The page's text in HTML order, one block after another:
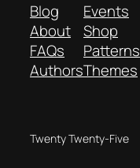
Blog
About
FAQs
Authors
Events
Shop
Patterns
Themes
Twenty Twenty-Five